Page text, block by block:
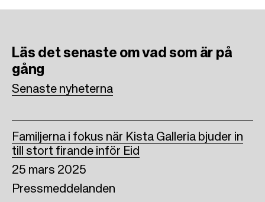
o
k
e d
n
Läs det senaste om vad som är på
gång
Senaste nyheterna
25 mars 2025
Pressmeddelanden
Familjerna i fokus när Kista Galleria bjuder in
till stort firande inför Eid